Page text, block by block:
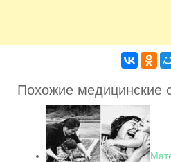
Похожие медицинские